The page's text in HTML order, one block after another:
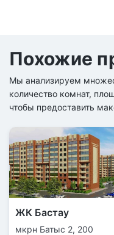
Похожие
Мы анализируем
количество комнат,
чтобы предоставить
ЖК Бастау
мкрн Батыс 2, 200